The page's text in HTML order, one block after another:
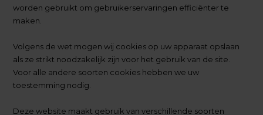
worden gebruikt om gebruikerservaringen efficiënter te
maken.
Volgens de wet mogen wij cookies op uw apparaat opslaan
als ze strikt noodzakelijk zijn voor het gebruik van de site.
Voor alle andere soorten cookies hebben we uw
toestemming nodig.
Deze website maakt gebruik van verschillende soorten